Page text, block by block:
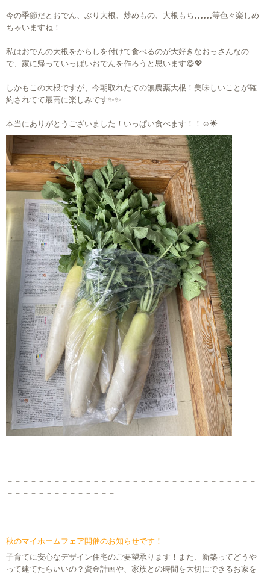
今の季節だとおでん、ぶり大根、炒めもの、大根もち……等色々楽しめ
ちゃいますね！
私はおでんの大根をからしを付けて食べるのが大好きなおっさんなの
で、家に帰っていっぱいおでんを作ろうと思います😋💖
しかもこの大根ですが、今朝取れたての無農薬大根！美味しいことが確
約されてて最高に楽しみです✨✨
本当にありがとうございました！いっぱい食べます！！☺🌟
－－－－－－－－－－－－－－－－－－－－－－－－－－－－－－－－
－－－－－－－－－－－－－－
秋のマイホームフェア開催のお知らせです！
子育てに安心なデザイン住宅のご要望承ります！また、新築ってどうや
って建てたらいいの？資金計画や、家族との時間を大切にできるお家を